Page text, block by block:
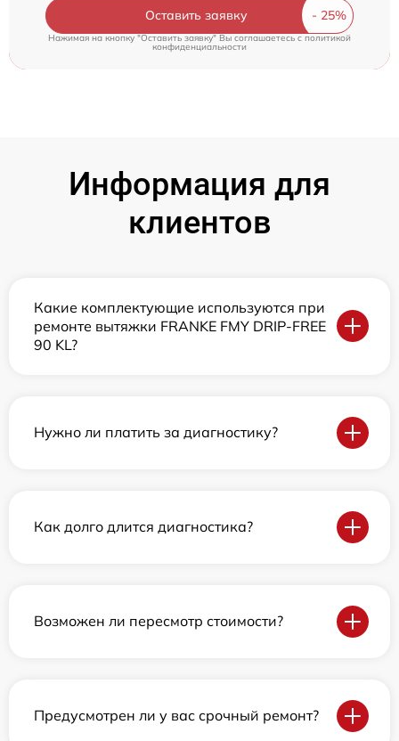
Оставить заявку
Нажимая на кнопку "Оставить заявку" Вы соглашаетесь cполитикой
конфиденциальности
Информация для
клиентов
Какие комплектующие используются при
ремонте вытяжки FRANKE FMY DRIP-FREE
90 KL?
Нужно ли платить за диагностику?
Как долго длится диагностика?
Возможен ли пересмотр стоимости?
Предусмотрен ли у вас срочный ремонт?